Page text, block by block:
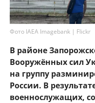
Фото IAEA Imagebank | Flickr
В районе
Вооружённых сил
на группу
России. В
военнослужащих,